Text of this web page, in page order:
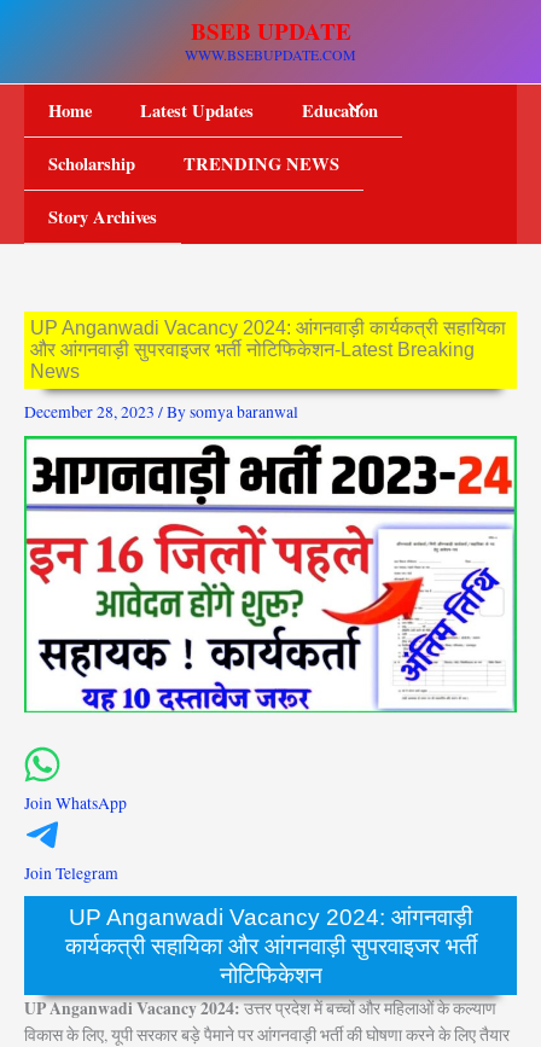
BSEB UPDATE
WWW.BSEBUPDATE.COM
Home Latest Updates Education
Scholarship TRENDING NEWS
Story Archives
UP Anganwadi Vacancy 2024: आंगनवाड़ी कार्यकत्री सहायिका
और आंगनवाड़ी सुपरवाइजर भर्ती नोटिफिकेशन-Latest Breaking
News
December 28, 2023 / Bysomya baranwal
Join WhatsApp
Join Telegram
UP Anganwadi Vacancy 2024: आंगनवाड़ी
कार्यकत्री सहायिका और आंगनवाड़ी सुपरवाइजर भर्ती
नोटिफिकेशन
UP Anganwadi Vacancy 2024:उत्तर प्रदेश में बच्चों और महिलाओं के कल्याण
विकास के लिए, यूपी सरकार बड़े पैमाने पर आंगनवाड़ी भर्ती की घोषणा करने के लिए तैयार